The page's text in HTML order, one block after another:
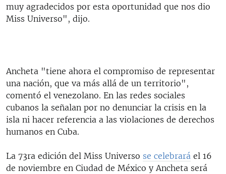
muy agradecidos por esta oportunidad que nos dio
Miss Universo", dijo.
Ancheta "tiene ahora el compromiso de representar
una nación, que va más allá de un territorio",
comentó el venezolano. En las redes sociales
cubanos la señalan por no denunciar la crisis en la
isla ni hacer referencia a las violaciones de derechos
humanos en Cuba.
La 73ra edición del Miss Universo se celebrará el 16
de noviembre en Ciudad de México y Ancheta será